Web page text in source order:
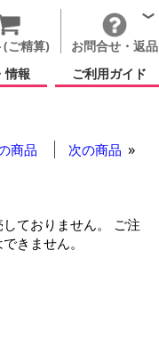
(ご精算)
お問合せ・返品
情報 ご利用ガイド
商品 次の商品
ておりません。 ご注
きません。